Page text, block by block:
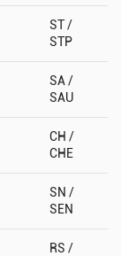
ST /
STP
SA /
SAU
CH /
CHE
SN /
SEN
RS /